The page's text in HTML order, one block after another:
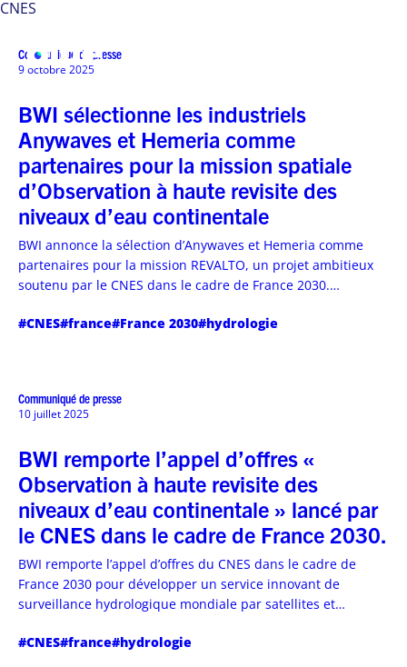
CNES
Communiqué de presse
9 octobre 2025
BWI sélectionne les industriels
Anywaves et Hemeria comme
partenaires pour la mission spatiale
d’Observation à haute revisite des
niveaux d’eau continentale
BWI annonce la sélection d’Anywaves et Hemeria comme
partenaires pour la mission REVALTO, un projet ambitieux
soutenu par le CNES dans le cadre de France 2030.
services d’observation hydrologique spatiale à haute
#CNES#france#France 2030#hydrologie
Communiqué de presse
10 juillet 2025
BWI remporte l’appel d’offres «
Observation à haute revisite des
niveaux d’eau continentale » lancé par
le CNES dans le cadre de France 2030.
BWI remporte l’appel d’offres du CNES dans le cadre de
France 2030 pour développer un service innovant de
surveillance hydrologique mondiale par satellites et
#CNES#france#hydrologie